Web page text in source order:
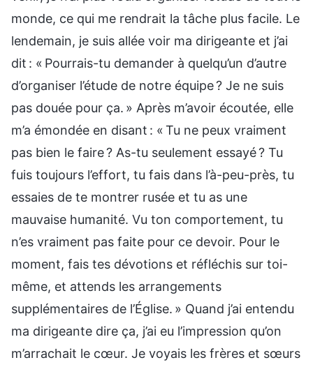
monde, ce qui me rendrait la tâche plus facile. Le
lendemain, je suis allée voir ma dirigeante et j’ai
dit : « Pourrais-tu demander à quelqu’un d’autre
d’organiser l’étude de notre équipe ? Je ne suis
pas douée pour ça. » Après m’avoir écoutée, elle
m’a émondée en disant : « Tu ne peux vraiment
pas bien le faire ? As-tu seulement essayé ? Tu
fuis toujours l’effort, tu fais dans l’à-peu-près, tu
essaies de te montrer rusée et tu as une
mauvaise humanité. Vu ton comportement, tu
n’es vraiment pas faite pour ce devoir. Pour le
moment, fais tes dévotions et réfléchis sur toi-
même, et attends les arrangements
supplémentaires de l’Église. » Quand j’ai entendu
ma dirigeante dire ça, j’ai eu l’impression qu’on
m’arrachait le cœur. Je voyais les frères et sœurs